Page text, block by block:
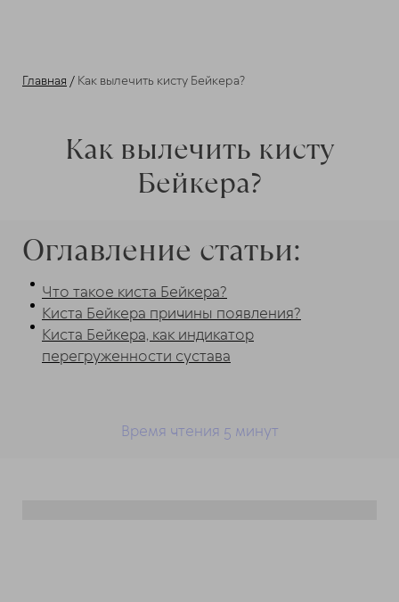
Главная / Как вылечить кисту Бейкера?
Как вылечить кисту
Бейкера?
Оглавление статьи:
Что такое киста Бейкера?
Киста Бейкера причины появления?
Киста Бейкера, как индикатор
перегруженности сустава
Время чтения 5 минут